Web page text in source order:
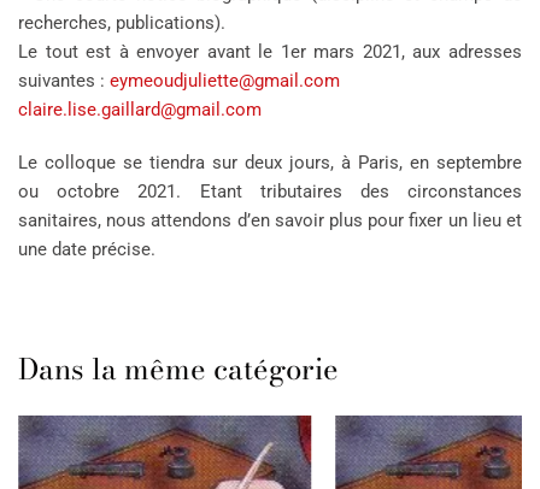
recherches, publications).
Le tout est à envoyer avant le 1er mars 2021, aux adresses
suivantes : eymeoudjuliette@gmail.com
claire.lise.gaillard@gmail.com
Le colloque se tiendra sur deux jours, à Paris, en septembre
ou octobre 2021. Etant tributaires des circonstances
sanitaires, nous attendons d’en savoir plus pour fixer un lieu et
une date précise.
Dans la même catégorie